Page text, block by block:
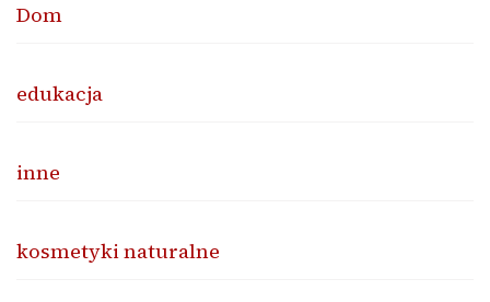
Dom
edukacja
inne
kosmetyki naturalne